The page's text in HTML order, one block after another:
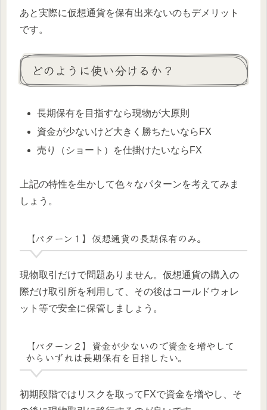
あと実際に仮想通貨を保有出来ないのもデメリット
です。
どのように使い分けるか？
長期保有を目指すなら現物が大原則
資金が少ないけど大きく勝ちたいならFX
売り（ショート）を仕掛けたいならFX
上記の特性を生かして色々なパターンを考えてみま
しょう。
【パターン１】仮想通貨の長期保有のみ。
現物取引だけで問題ありません。仮想通貨の購入の
際だけ取引所を利用して、その後はコールドウォレ
ット等で安全に保管しましょう。
【パターン２】資金が少ないので資金を増やして
からいずれは長期保有を目指したい。
初期段階ではリスクを取ってFXで資金を増やし、そ